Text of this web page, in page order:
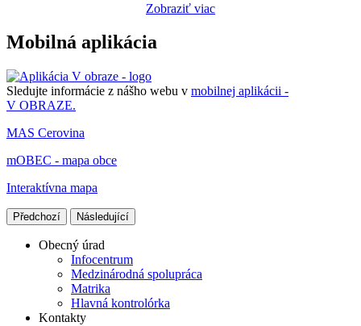
Zobraziť viac
Mobilná aplikácia
Sledujte informácie z nášho webu v mobilnej aplikácii -
V OBRAZE.
MAS Cerovina
mOBEC - mapa obce
Interaktívna mapa
Předchozí Následující
Obecný úrad
Infocentrum
Medzinárodná spolupráca
Matrika
Hlavná kontrolórka
Kontakty